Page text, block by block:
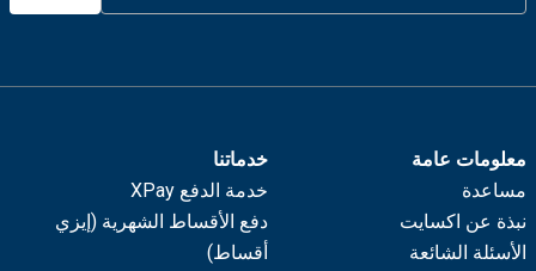
معلومات عامة
مساعدة
نبذة عن اكسايت
الأسئلة الشائعة
خدماتنا
خدمة الدفع XPay
دفع الأقساط الشهرية (إيزي
أقساط)